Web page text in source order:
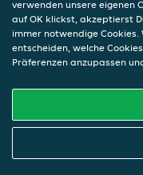
verwenden unsere eigenen
auf OK klickst, akzeptierst
immer notwendige Cookies.
entscheiden, welche
Präferenzen anzupassen